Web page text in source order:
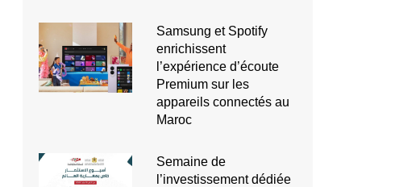
Samsung et Spotify
enrichissent
l’expérience d’écoute
Premium sur les
appareils connectés au
Maroc
Semaine de
l’investissement dédiée